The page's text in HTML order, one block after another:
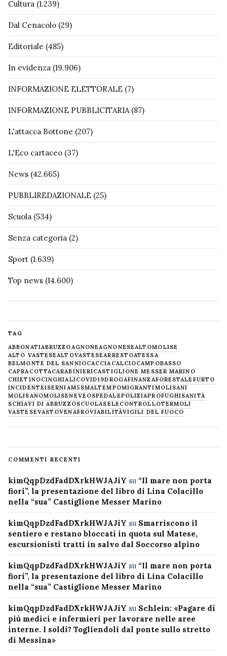
Cultura (1.239)
Dal Cenacolo (29)
Editoriale (485)
In evidenza (19.906)
INFORMAZIONE ELETTORALE (7)
INFORMAZIONE PUBBLICITARIA(87)
L'attacca Bottone (207)
L'Eco cartaceo (37)
News (42.665)
PUBBLIREDAZIONALE (25)
Scuola (534)
Senza categoria (2)
Sport (1.639)
Top news (14.600)
TAG
ABBONATIABRUZZOAGNONEAGNONESEALTOMOLISE
ALTO VASTESEALTOVASTESEARRESTOATESSA
BELMONTE DEL SANNIOCACCIACALCIOCAMPOBASSO
CAPRACOTTACARABINIERICASTIGLIONE MESSER MARINO
CHIETINOCINGHIALICOVID19DROGAFINANZAFORESTALE FURTO
INCIDENTEISERNIAM5SMALTEMPOMIGRANTIMOLISANI
MOLISANOMOLISENEVE OSPEDALEPOLIZIAPROFUGHISANITÀ
SCHIAVI DI ABRUZZOSCUOLASELECONTROLLOTERMOLI
VASTESEVASTOVENAFROVIABILITÀVIGILI DEL FUOCO
COMMENTI RECENTI
kimQqpDzdFadDXrkHWJAJiY su “Il mare non porta
fiori”, la presentazione del libro di Lina Colacillo
nella “sua” Castiglione Messer Marino
kimQqpDzdFadDXrkHWJAJiY su Smarriscono il
sentiero e restano bloccati in quota sul Matese,
escursionisti tratti in salvo dal Soccorso alpino
kimQqpDzdFadDXrkHWJAJiY su “Il mare non porta
fiori”, la presentazione del libro di Lina Colacillo
nella “sua” Castiglione Messer Marino
kimQqpDzdFadDXrkHWJAJiY su Schlein: «Pagare di
più medici e infermieri per lavorare nelle aree
interne. I soldi? Togliendoli dal ponte sullo stretto
di Messina»